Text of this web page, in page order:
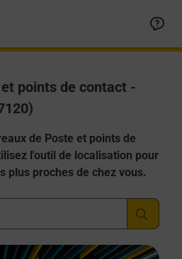
points de contact -
de Poste et points de
l'outil de localisation pour
plus proches de chez vous.
Postal